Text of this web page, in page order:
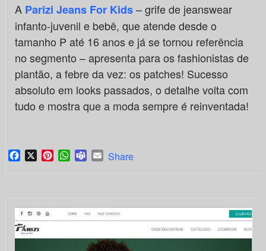
A Parizi Jeans For Kids– grife de jeanswear
infanto-juvenil e bebê, que atende desde o
tamanho P até 16 anos e já se tornou referência
no segmento – apresenta para os fashionistas de
plantão, a febre da vez: os patches! Sucesso
absoluto em looks passados, o detalhe volta com
tudo e mostra que a moda sempre é reinventada!
Facebook
X PinterestWhatsApp
TeamsEmail
Share